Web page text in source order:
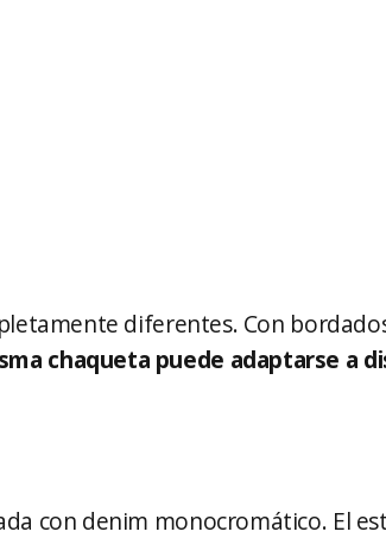
diferentes. Con
chaqueta puede adaptarse a
con denim monocromático. El